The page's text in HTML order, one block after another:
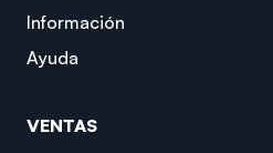
Información
Ayuda
VENTAS